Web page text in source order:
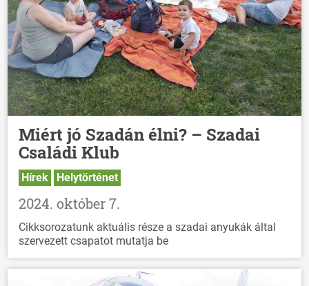
Miért jó Szadán élni? – Szadai
Családi Klub
Hírek Helytörténet
2024. október 7.
Cikksorozatunk aktuális része a szadai anyukák által
szervezett csapatot mutatja be